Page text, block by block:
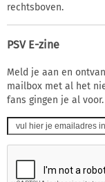
rechtsboven.
PSV E-zine
Meld je aan en
mailbox met al het
fans gingen je al voor.